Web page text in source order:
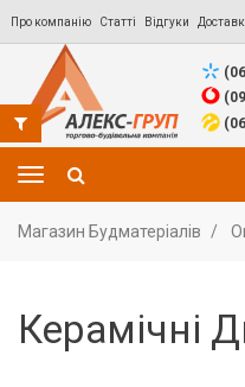
Про компанію Статті Відгуки
Магазин Будматеріалів
Керамічні